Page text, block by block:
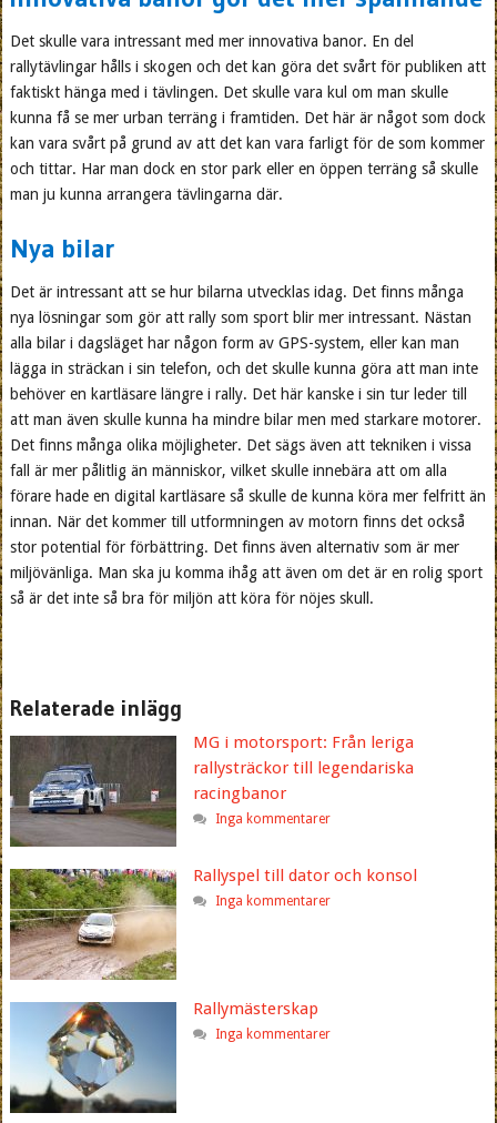
Det skulle vara intressant med mer innovativa banor. En del
rallytävlingar hålls i skogen och det kan göra det svårt för publiken att
faktiskt hänga med i tävlingen. Det skulle vara kul om man skulle
kunna få se mer urban terräng i framtiden. Det här är något som dock
kan vara svårt på grund av att det kan vara farligt för de som kommer
och tittar. Har man dock en stor park eller en öppen terräng så skulle
man ju kunna arrangera tävlingarna där.
Nya bilar
Det är intressant att se hur bilarna utvecklas idag. Det finns många
nya lösningar som gör att rally som sport blir mer intressant. Nästan
alla bilar i dagsläget har någon form av GPS-system, eller kan man
lägga in sträckan i sin telefon, och det skulle kunna göra att man inte
behöver en kartläsare längre i rally. Det här kanske i sin tur leder till
att man även skulle kunna ha mindre bilar men med starkare motorer.
Det finns många olika möjligheter. Det sägs även att tekniken i vissa
fall är mer pålitlig än människor, vilket skulle innebära att om alla
förare hade en digital kartläsare så skulle de kunna köra mer felfritt än
innan. När det kommer till utformningen av motorn finns det också
stor potential för förbättring. Det finns även alternativ som är mer
miljövänliga. Man ska ju komma ihåg att även om det är en rolig sport
så är det inte så bra för miljön att köra för nöjes skull.
Relaterade inlägg
MG i motorsport: Från leriga
rallysträckor till legendariska
racingbanor
Inga kommentarer
Rallyspel till dator och konsol
Inga kommentarer
Rallymästerskap
Inga kommentarer